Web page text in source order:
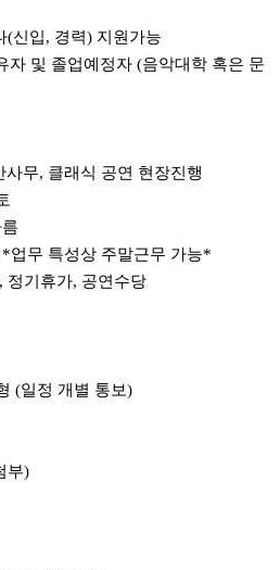
(신입, 경력) 지원가능
자 및 졸업예정자 (음악대학 혹은 문
무, 클래식 공연 현장진행
업무 특성상 주말근무 가능*
정기휴가, 공연수당
(일정 개별 통보)
부)